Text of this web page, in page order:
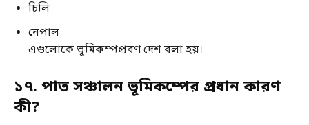
চিলি
নেপাল
এগুলোকে ভূমিকম্পপ্রবণ দেশ বলা হয়।
১৭. পাত সঞ্চালন ভূমিকম্পের প্রধান কারণ
কী?